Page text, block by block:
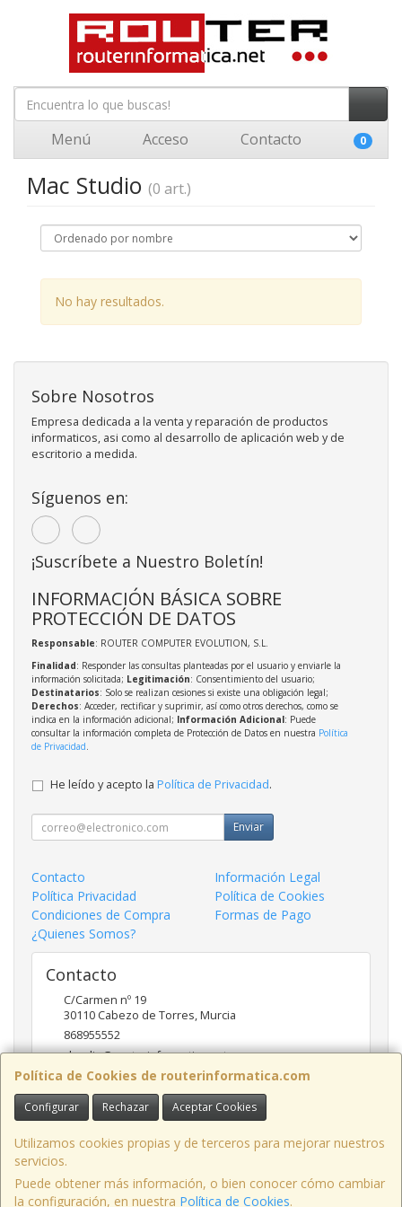
Menú Acceso Contacto 0
Mac Studio (0 art.)
No hay resultados.
Política de Cookies de routerinformatica.com
Configurar Rechazar Aceptar Cookies
Utilizamos cookies propias y de terceros para mejorar nuestros
servicios.
Puede obtener más información, o bien conocer cómo cambiar
la configuración, en nuestra Política de Cookies.
Sobre Nosotros
Empresa dedicada a la venta y reparación de productos
informaticos, asi como al desarrollo de aplicación web y de
escritorio a medida.
Síguenos en:
¡Suscríbete a Nuestro Boletín!
INFORMACIÓN BÁSICA SOBRE
PROTECCIÓN DE DATOS
Responsable: ROUTER COMPUTER EVOLUTION, S.L.
Finalidad: Responder las consultas planteadas por el usuario y enviarle la
información solicitada; Legitimación: Consentimiento del usuario;
Destinatarios: Solo se realizan cesiones si existe una obligación legal;
Derechos: Acceder, rectificar y suprimir, así como otros derechos, como se
indica en la información adicional; Información Adicional: Puede
consultar la información completa de Protección de Datos en nuestra Política
de Privacidad.
He leído y acepto la Política de Privacidad.
Enviar
Contacto
Información Legal
Política Privacidad
Política de Cookies
Condiciones de Compra
Formas de Pago
¿Quienes Somos?
Contacto
C/Carmen nº 19
30110 Cabezo de Torres,Murcia
868955552
claudio@routerinformatica.net
Horario
Lunes a Viernes de 9:00 - 13:45 y 17:00 - 20:30